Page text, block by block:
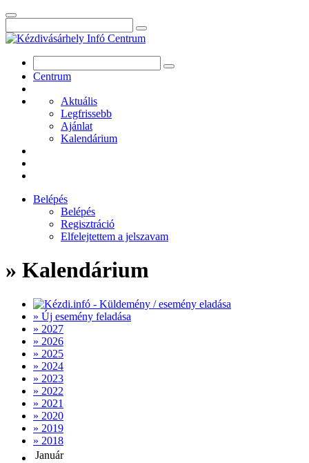
Centrum
Aktuális
Legfrissebb
Ajánlat
Kalendárium
Belépés
Belépés
Regisztráció
Elfelejtettem a jelszavam
» Kalendárium
» Új esemény feladása
» 2027
» 2026
» 2025
» 2024
» 2023
» 2022
» 2021
» 2020
» 2019
» 2018
Január